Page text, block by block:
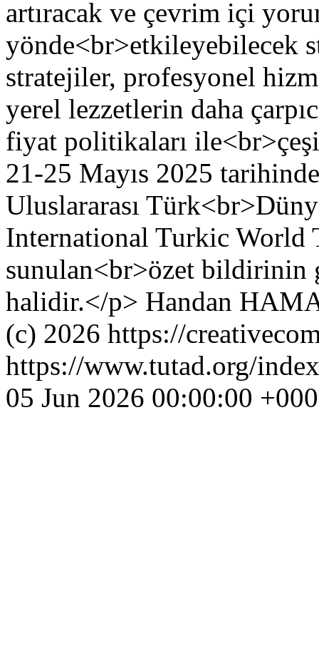
artıracak ve çevrim içi
yönde<br>etkileyebilecek
stratejiler, profesyonel
yerel lezzetlerin daha
fiyat politikaları
21-25 Mayıs 2025
Uluslararası
International Turkic World
sunulan<br>özet
halidir.</p> Handan
(c) 2026 https://
https://www.tutad.org/
05 Jun 2026 00:00:00